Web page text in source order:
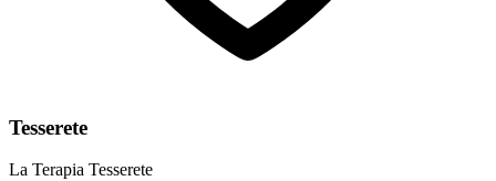
Tesserete
La Terapia Tesserete